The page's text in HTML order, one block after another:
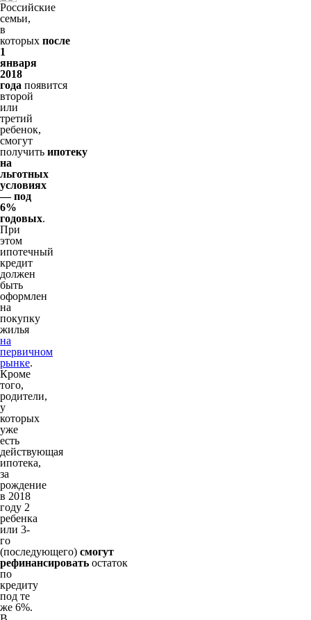
Российские
семьи,
в
которых после
1
января
2018
года появится
второй
или
третий
ребенок,
смогут
получить ипотеку
на
льготных
условиях
— под
6%
годовых.
При
этом
ипотечный
кредит
должен
быть
оформлен
на
покупку
жилья
на
первичном
рынке.
Кроме
того,
родители,
у
которых
уже
есть
действующая
ипотека,
за
рождение
в 2018
году 2
ребенка
или 3-
го
(последующего) смогут
рефинансировать остаток
по
кредиту
под те
же 6%.